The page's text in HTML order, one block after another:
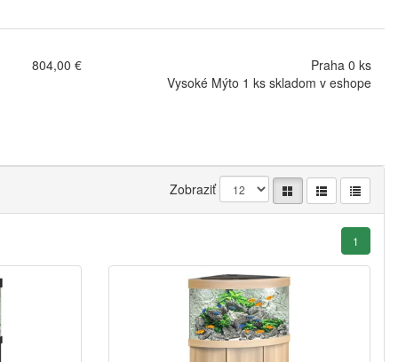
804,00 €
Praha 0 ks
Vysoké Mýto 1 ks skladom v eshope
Zobraziť
1